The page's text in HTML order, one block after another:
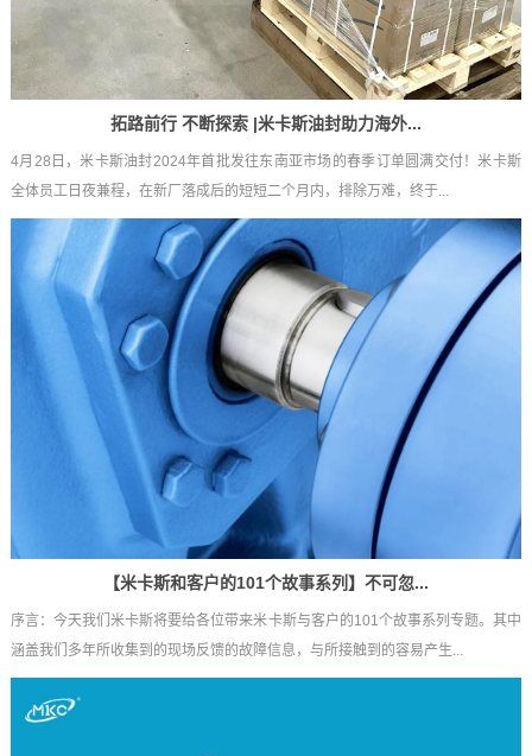
拓路前行 不断探索 |米卡斯油封助力海外...
4月28日，米卡斯油封2024年首批发往东南亚市场的春季订单圆满交付！米卡斯
全体员工日夜兼程，在新厂落成后的短短二个月内，排除万难，终于...
【米卡斯和客户的101个故事系列】不可忽...
序言：今天我们米卡斯将要给各位带来米卡斯与客户的101个故事系列专题。其中
涵盖我们多年所收集到的现场反馈的故障信息，与所接触到的容易产生...